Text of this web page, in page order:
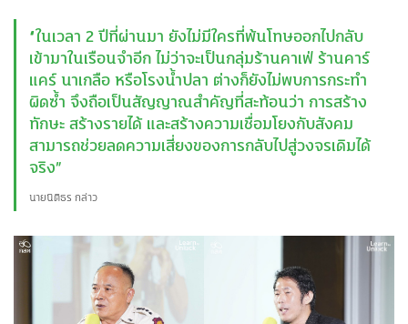
“ในเวลา 2 ปีที่ผ่านมา ยังไม่มีใครที่พ้นโทษออกไปกลับ
เข้ามาในเรือนจำอีก ไม่ว่าจะเป็นกลุ่มร้านคาเฟ่ ร้านคาร์
แคร์ นาเกลือ หรือโรงน้ำปลา ต่างก็ยังไม่พบการกระทำ
ผิดซ้ำ จึงถือเป็นสัญญาณสำคัญที่สะท้อนว่า การสร้าง
ทักษะ สร้างรายได้ และสร้างความเชื่อมโยงกับสังคม
สามารถช่วยลดความเสี่ยงของการกลับไปสู่วงจรเดิมได้
จริง”
นายนิติธร กล่าว